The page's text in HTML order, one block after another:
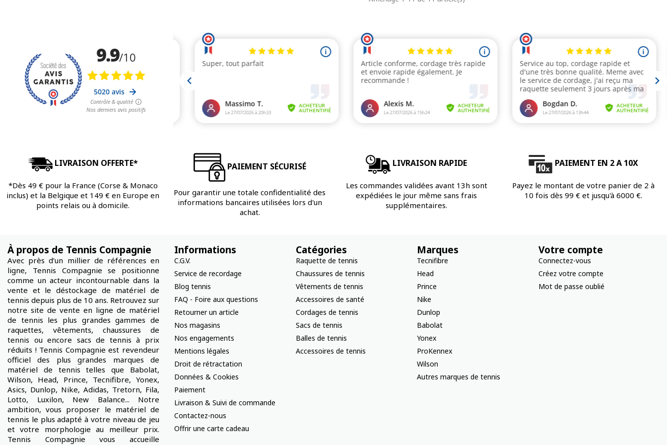
LIVRAISON OFFERTE*
*Dès 49 € pour la France (Corse & Monaco
inclus) et la Belgique et 149 € en Europe en
points relais ou à domicile.
PAIEMENT SÉCURISÉ
Pour garantir une totale confidentialité des
informations bancaires utilisées lors d'un
achat.
LIVRAISON RAPIDE
Les commandes validées avant 13h sont
expédiées le jour même sans frais
supplémentaires.
PAIEMENT EN 2 A 10X
Payez le montant de votre panier de 2 à
10 fois dès 99 € et jusqu'à 6000 €.
À propos de Tennis Compagnie
Avec près d’un millier de références en
ligne, Tennis Compagnie se positionne
comme un acteur incontournable dans la
vente et le déstockage de matériel de
tennis depuis plus de 10 ans. Retrouvez sur
notre site de vente en ligne de matériel
de tennis les plus grandes gammes de
raquettes, vêtements, chaussures de
tennis ou encore sacs de tennis à prix
réduits ! Tennis Compagnie est revendeur
officiel des plus grandes marques de
matériel de tennis telles que Babolat,
Wilson, Head, Prince, Tecnifibre, Yonex,
Asics, Dunlop, Nike, Adidas, Tretorn, Fila,
Lotto, Luxilon, New Balance... Notre
ambition, vous proposer le matériel de
tennis le plus adapté à votre niveau de jeu
et votre morphologie au meilleur prix.
Tennis Compagnie vous accueille
Informations
C.G.V.
Service de recordage
Blog tennis
FAQ - Foire aux questions
Retourner un article
Nos magasins
Nos engagements
Mentions légales
Droit de rétractation
Données & Cookies
Paiement
Livraison & Suivi de commande
Contactez-nous
Offrir une carte cadeau
Catégories
Raquette de tennis
Chaussures de tennis
Vêtements de tennis
Accessoires de santé
Cordages de tennis
Sacs de tennis
Balles de tennis
Accessoires de tennis
Marques
Tecnifibre
Head
Prince
Nike
Dunlop
Babolat
Yonex
ProKennex
Wilson
Autres marques de tennis
Votre compte
Connectez-vous
Créez votre compte
Mot de passe oublié